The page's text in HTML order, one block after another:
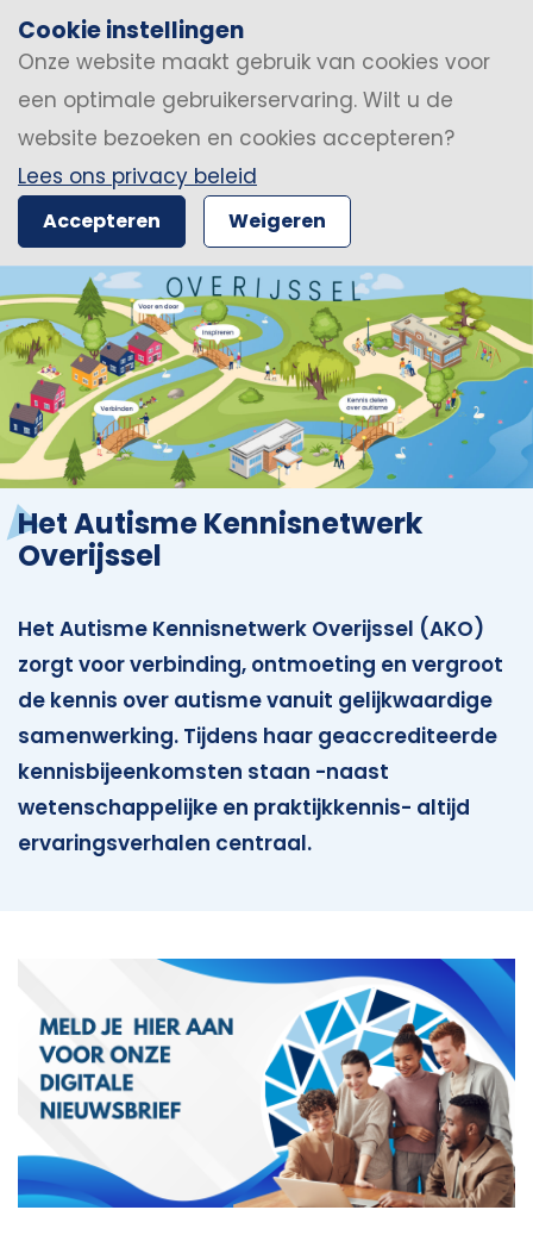
Cookie instellingen
Onze website maakt gebruik van cookies voor
een optimale gebruikerservaring. Wilt u de
website bezoeken en cookies accepteren?
Lees ons privacy beleid
Accepteren Weigeren
Het Autisme Kennisnetwerk
Overijssel
Het Autisme Kennisnetwerk Overijssel (AKO)
zorgt voor verbinding, ontmoeting en vergroot
de kennis over autisme vanuit gelijkwaardige
samenwerking. Tijdens haar geaccrediteerde
kennisbijeenkomsten staan -naast
wetenschappelijke en praktijkkennis- altijd
ervaringsverhalen centraal.